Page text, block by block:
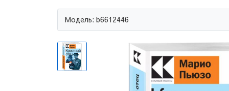
Модель: b6612446